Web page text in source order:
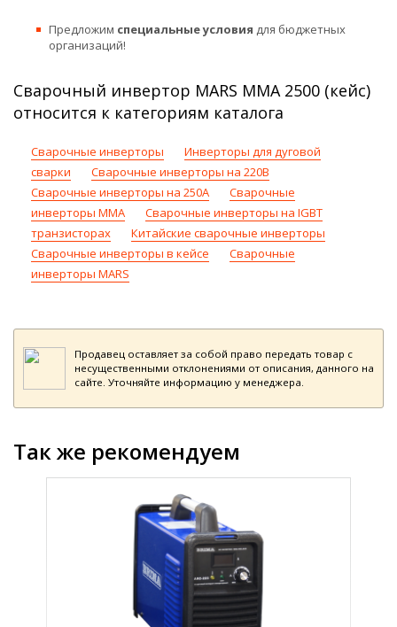
Предложим специальные условия для бюджетных
организаций!
Сварочный инвертор MARS MMA 2500 (кейс)
относится к категориям каталога
Сварочные инверторы
Инверторы для дуговой
сварки
Сварочные инверторы на 220В
Сварочные инверторы на 250А
Сварочные
инверторы ММА
Сварочные инверторы на IGBT
транзисторах
Китайские сварочные инверторы
Сварочные инверторы в кейсе
Сварочные
инверторы MARS
Продавец оставляет за собой право передать товар с
несущественными отклонениями от описания, данного на
сайте. Уточняйте информацию у менеджера.
Так же рекомендуем